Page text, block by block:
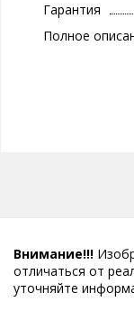
Гарантия
Полное
Внимание!!!
отличаться от
уточняйте